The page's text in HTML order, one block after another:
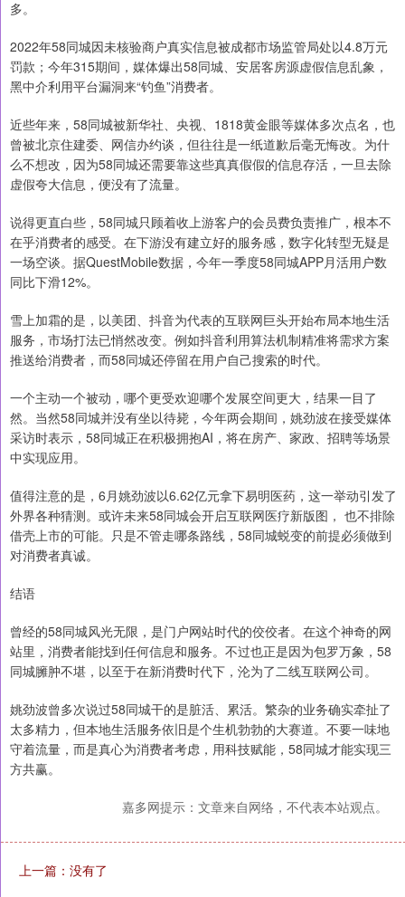
多。
2022年58同城因未核验商户真实信息被成都市场监管局处以4.8万元
罚款；今年315期间，媒体爆出58同城、安居客房源虚假信息乱象，
黑中介利用平台漏洞来“钓鱼”消费者。
近些年来，58同城被新华社、央视、1818黄金眼等媒体多次点名，也
曾被北京住建委、网信办约谈，但往往是一纸道歉后毫无悔改。为什
么不想改，因为58同城还需要靠这些真真假假的信息存活，一旦去除
虚假夸大信息，便没有了流量。
说得更直白些，58同城只顾着收上游客户的会员费负责推广，根本不
在乎消费者的感受。在下游没有建立好的服务感，数字化转型无疑是
一场空谈。据QuestMobile数据，今年一季度58同城APP月活用户数
同比下滑12%。
雪上加霜的是，以美团、抖音为代表的互联网巨头开始布局本地生活
服务，市场打法已悄然改变。例如抖音利用算法机制精准将需求方案
推送给消费者，而58同城还停留在用户自己搜索的时代。
一个主动一个被动，哪个更受欢迎哪个发展空间更大，结果一目了
然。当然58同城并没有坐以待毙，今年两会期间，姚劲波在接受媒体
采访时表示，58同城正在积极拥抱AI，将在房产、家政、招聘等场景
中实现应用。
值得注意的是，6月姚劲波以6.62亿元拿下易明医药，这一举动引发了
外界各种猜测。或许未来58同城会开启互联网医疗新版图， 也不排除
借壳上市的可能。只是不管走哪条路线，58同城蜕变的前提必须做到
对消费者真诚。
结语
曾经的58同城风光无限，是门户网站时代的佼佼者。在这个神奇的网
站里，消费者能找到任何信息和服务。不过也正是因为包罗万象，58
同城臃肿不堪，以至于在新消费时代下，沦为了二线互联网公司。
姚劲波曾多次说过58同城干的是脏活、累活。繁杂的业务确实牵扯了
太多精力，但本地生活服务依旧是个生机勃勃的大赛道。不要一味地
守着流量，而是真心为消费者考虑，用科技赋能，58同城才能实现三
方共赢。
嘉多网提示：文章来自网络，不代表本站观点。
上一篇：没有了